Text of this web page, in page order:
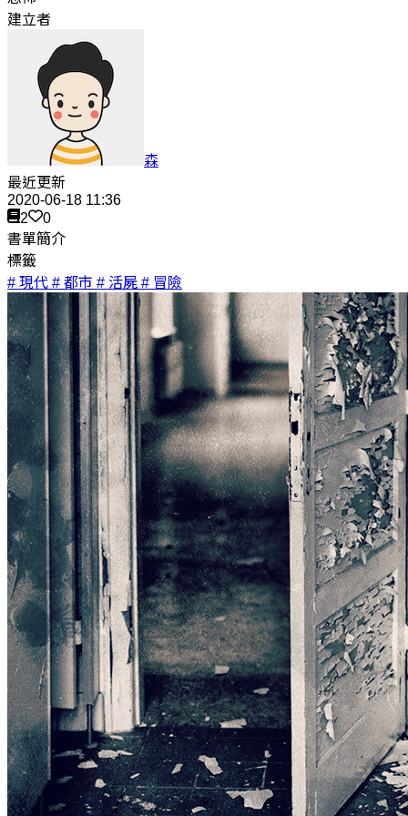
建立者
森
最近更新
2020-06-18 11:36
2
0
書單簡介
標籤
# 現代 # 都市 # 活屍 # 冒險